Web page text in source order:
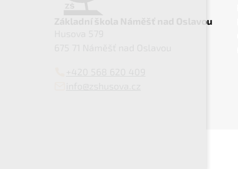
Základní škola Náměšť nad Oslavou